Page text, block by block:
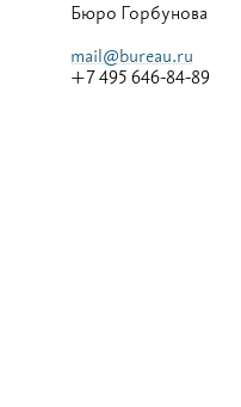
Бюро Горбунова
mail@bureau.ru
+7 495 646-84-89